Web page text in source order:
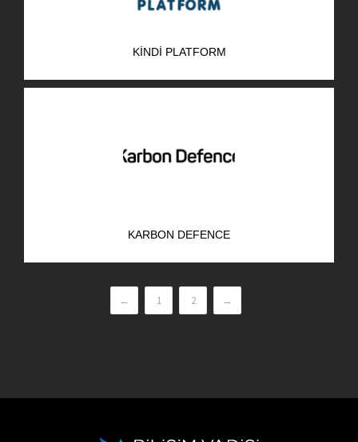
KINDI PLATFORM
KARBON DEFENCE
← 1 2 →